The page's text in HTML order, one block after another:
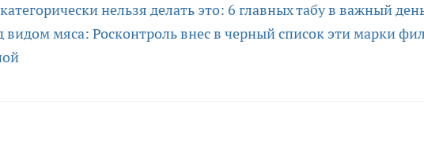
нельзя делать это: 6 главных табу в важный
видом мяса: Росконтроль внес в черный список эти марки